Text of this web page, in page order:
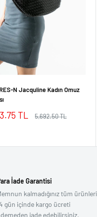
N Jacquline Kadın Omuz
TL
Normal
fiyat
5,692.50 TL
İade Garantisi
kalmadığınız tüm ürünleri
gün içinde kargo ücreti
iade edebilirsiniz.